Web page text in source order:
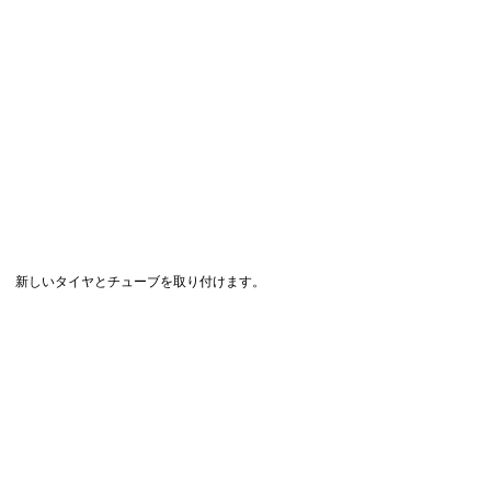
新しいタイヤとチューブを取り付けます。